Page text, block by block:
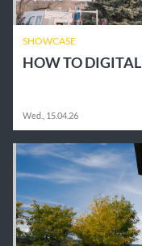
SHOWCASE
HOW TODIGITAL
Wed., 15.04.26